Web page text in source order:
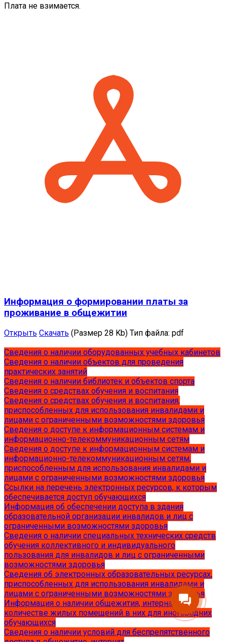
Плата не взимается.
Информация о формировании платы за
проживание в общежитии
Открыть Скачать (Размер 28 Kb) Тип файла: pdf
Сведения о наличии оборудованных учебных кабинетов
Сведения о наличии объектов для проведения
практических занятий
Сведения о наличии библиотек и объектов спорта
Сведения о средствах обучения и воспитания
Сведения о средствах обучения и воспитания,
приспособленных для использования инвалидами и
лицами с ограниченными возможностями здоровья
Сведения о доступе к информационным системам и
информационно-телекоммуникационным сетям
Сведения о доступе к информационным системам и
информационно-телекоммуникационным сетям,
приспособленным для использования инвалидами и
лицами с ограниченными возможностями здоровья
Ссылки на перечень электронных ресурсов, к которым
обеспечивается доступ обучающихся
Информация об обеспечении доступа в здания
образовательной организации инвалидов и лиц с
ограниченными возможностями здоровья
Сведения о наличии специальных технических средств
обучения коллективного и индивидуального
пользования для инвалидов и лиц с ограниченными
возможностями здоровья
Сведения об электронных образовательных ресурсах,
приспособленных для использования инвалидами и
лицами с ограниченными возможностями здоровья
Информация о наличии общежития, интерната,
количестве жилых помещений в них для иногородних
обучающихся
Сведения о наличии условий для беспрепятственного